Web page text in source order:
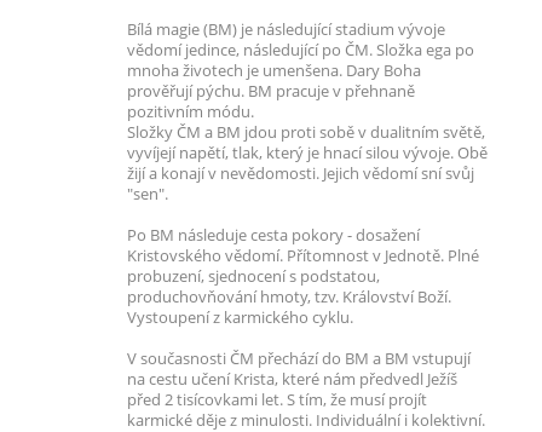
Bílá magie (BM) je následující stadium vývoje
vědomí jedince, následující po ČM. Složka ega po
mnoha životech je umenšena. Dary Boha
prověřují pýchu. BM pracuje v přehnaně
pozitivním módu.
Složky ČM a BM jdou proti sobě v dualitním světě,
vyvíjejí napětí, tlak, který je hnací silou vývoje. Obě
žijí a konají v nevědomosti. Jejich vědomí sní svůj
"sen".
Po BM následuje cesta pokory - dosažení
Kristovského vědomí. Přítomnost v Jednotě. Plné
probuzení, sjednocení s podstatou,
produchovňování hmoty, tzv. Království Boží.
Vystoupení z karmického cyklu.
V současnosti ČM přechází do BM a BM vstupují
na cestu učení Krista, které nám předvedl Ježíš
před 2 tisícovkami let. S tím, že musí projít
karmické děje z minulosti. Individuální i kolektivní.